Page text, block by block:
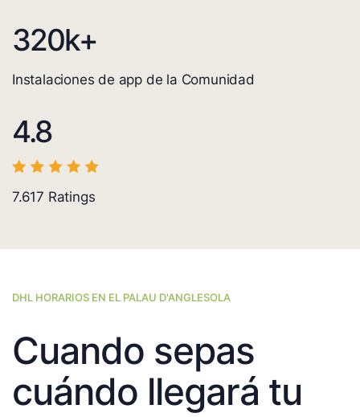
320k+
Instalaciones de app de la Comunidad
4.8
7.617 Ratings
DHL HORARIOS EN EL PALAU D'ANGLESOLA
Cuando sepas
cuándo llegará tu